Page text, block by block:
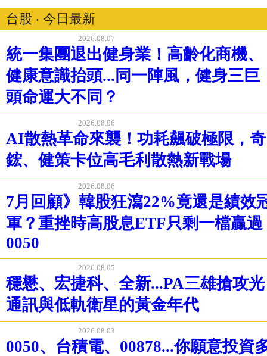
台股 ‧ 今日最新
2026.08.07
統一集團退出健身業！高齡化商機、
健康意識抬頭...同一陣風，健身三巨
頭命運大不同？
2026.08.06
AI散熱革命來襲！功耗飆破極限，奇
鋐、健策卡位高毛利散熱新戰場
2026.08.06
7月回顧》韓股狂瀉22%竟還是績效
軍？重挫時高股息ETF只剩一檔贏過
0050
2026.08.05
穩懋、宏捷科、全新...PA三雄搶攻光
通訊與低軌衛星的黃金年代
2026.08.03
0050、台積電、00878...你願意投資